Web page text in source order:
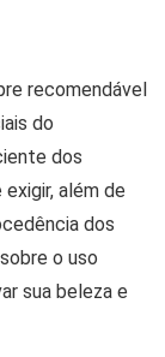
recomendável
do
dos
além de
dos
o uso
sua beleza e